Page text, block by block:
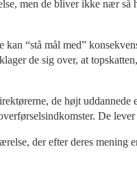
men de bliver ikke nær
“stå mål med”
de sig over, at
de højt
De
der efter deres mening